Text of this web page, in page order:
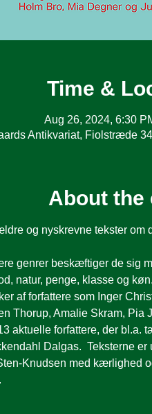
Time &
Aug 26, 2024, 6:30
Antikvariat, Fiolstræde
About the
og nyskrevne tekster
genrer beskæftiger de sig
natur, penge, klasse og køn.
af forfattere som Inger
Thorup, Amalie Skram,
aktuelle forfattere, der
Dalgas.  Teksterne
Knudsen med kærlighed